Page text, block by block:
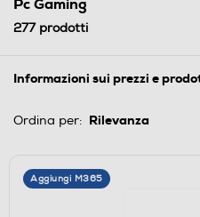
277prodotti
Informazioni sui prezzi e
Ordina per:
Aggiungi M365